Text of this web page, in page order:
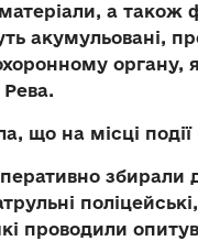
а
акумульовані,
органу,
що на місці
проводили